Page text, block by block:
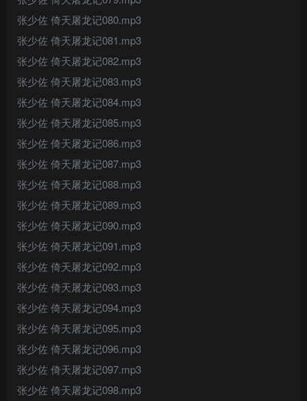
张少佐 倚天屠龙记080.mp3
张少佐 倚天屠龙记081.mp3
张少佐 倚天屠龙记082.mp3
张少佐 倚天屠龙记083.mp3
张少佐 倚天屠龙记084.mp3
张少佐 倚天屠龙记085.mp3
张少佐 倚天屠龙记086.mp3
张少佐 倚天屠龙记087.mp3
张少佐 倚天屠龙记088.mp3
张少佐 倚天屠龙记089.mp3
张少佐 倚天屠龙记090.mp3
张少佐 倚天屠龙记091.mp3
张少佐 倚天屠龙记092.mp3
张少佐 倚天屠龙记093.mp3
张少佐 倚天屠龙记094.mp3
张少佐 倚天屠龙记095.mp3
张少佐 倚天屠龙记096.mp3
张少佐 倚天屠龙记097.mp3
张少佐 倚天屠龙记098.mp3